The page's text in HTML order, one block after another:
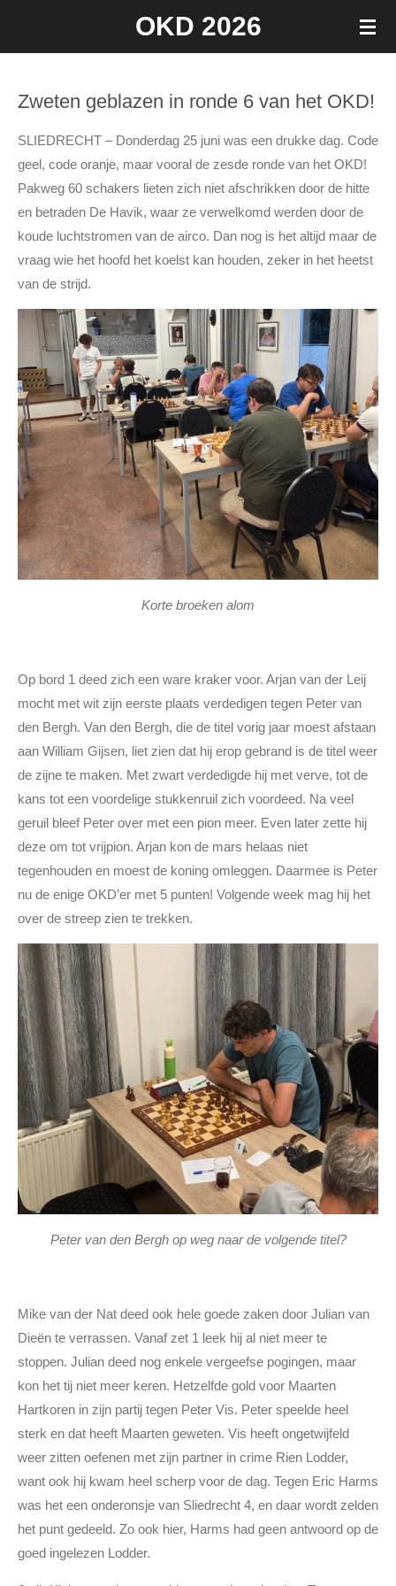
de
hoofdinhoud
OKD 2026
Zweten geblazen in ronde 6 van het OKD!
SLIEDRECHT – Donderdag 25 juni was een drukke dag. Code
geel, code oranje, maar vooral de zesde ronde van het OKD!
Pakweg 60 schakers lieten zich niet afschrikken door de hitte
en betraden De Havik, waar ze verwelkomd werden door de
koude luchtstromen van de airco. Dan nog is het altijd maar de
vraag wie het hoofd het koelst kan houden, zeker in het heetst
van de strijd.
Korte broeken alom
Op bord 1 deed zich een ware kraker voor. Arjan van der Leij
mocht met wit zijn eerste plaats verdedigen tegen Peter van
den Bergh. Van den Bergh, die de titel vorig jaar moest afstaan
aan William Gijsen, liet zien dat hij erop gebrand is de titel weer
de zijne te maken. Met zwart verdedigde hij met verve, tot de
kans tot een voordelige stukkenruil zich voordeed. Na veel
geruil bleef Peter over met een pion meer. Even later zette hij
deze om tot vrijpion. Arjan kon de mars helaas niet
tegenhouden en moest de koning omleggen. Daarmee is Peter
nu de enige OKD’er met 5 punten! Volgende week mag hij het
over de streep zien te trekken.
Peter van den Bergh op weg naar de volgende titel?
Mike van der Nat deed ook hele goede zaken door Julian van
Dieën te verrassen. Vanaf zet 1 leek hij al niet meer te
stoppen. Julian deed nog enkele vergeefse pogingen, maar
kon het tij niet meer keren. Hetzelfde gold voor Maarten
Hartkoren in zijn partij tegen Peter Vis. Peter speelde heel
sterk en dat heeft Maarten geweten. Vis heeft ongetwijfeld
weer zitten oefenen met zijn partner in crime Rien Lodder,
want ook hij kwam heel scherp voor de dag. Tegen Eric Harms
was het een onderonsje van Sliedrecht 4, en daar wordt zelden
het punt gedeeld. Zo ook hier, Harms had geen antwoord op de
goed ingelezen Lodder.